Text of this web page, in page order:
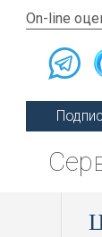
On-line